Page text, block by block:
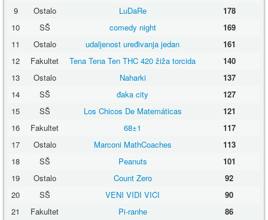
9
Ostalo LuDaRe
178
10
SŠ comedy night
169
11
Ostalo udaljenost uređivanja jedan
161
12
Fakultet Tena Tena Ten THC 420 žiža torcida
140
13
Ostalo Naharki
137
14
SŠ đaka city
127
15
SŠ Los Chicos De Matemáticas
121
16
Fakultet 68±1
117
17
Ostalo Marconi MathCoaches
113
18
SŠ Peanuts
101
19
Ostalo Count Zero
92
20
SŠ VENI VIDI VICI
90
21
Fakultet Pi-ranhe
86